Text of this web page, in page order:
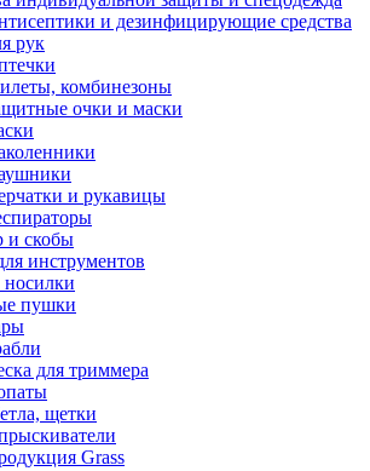
и дезинфицирующие средства
рук
комбинезоны
очки и маски
и рукавицы
и скобы
инструментов
пушки
для триммера
щетки
Grass